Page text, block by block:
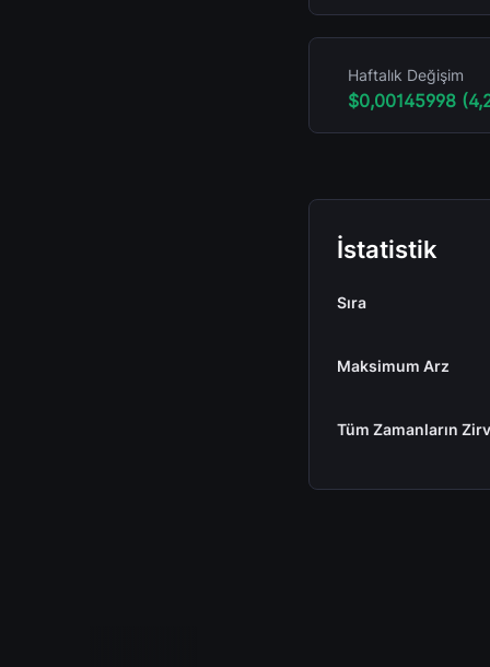
Haftalık Değişim
$0,00145998
İstatistik
Sıra
Maksimum Arz
Tüm Zamanların